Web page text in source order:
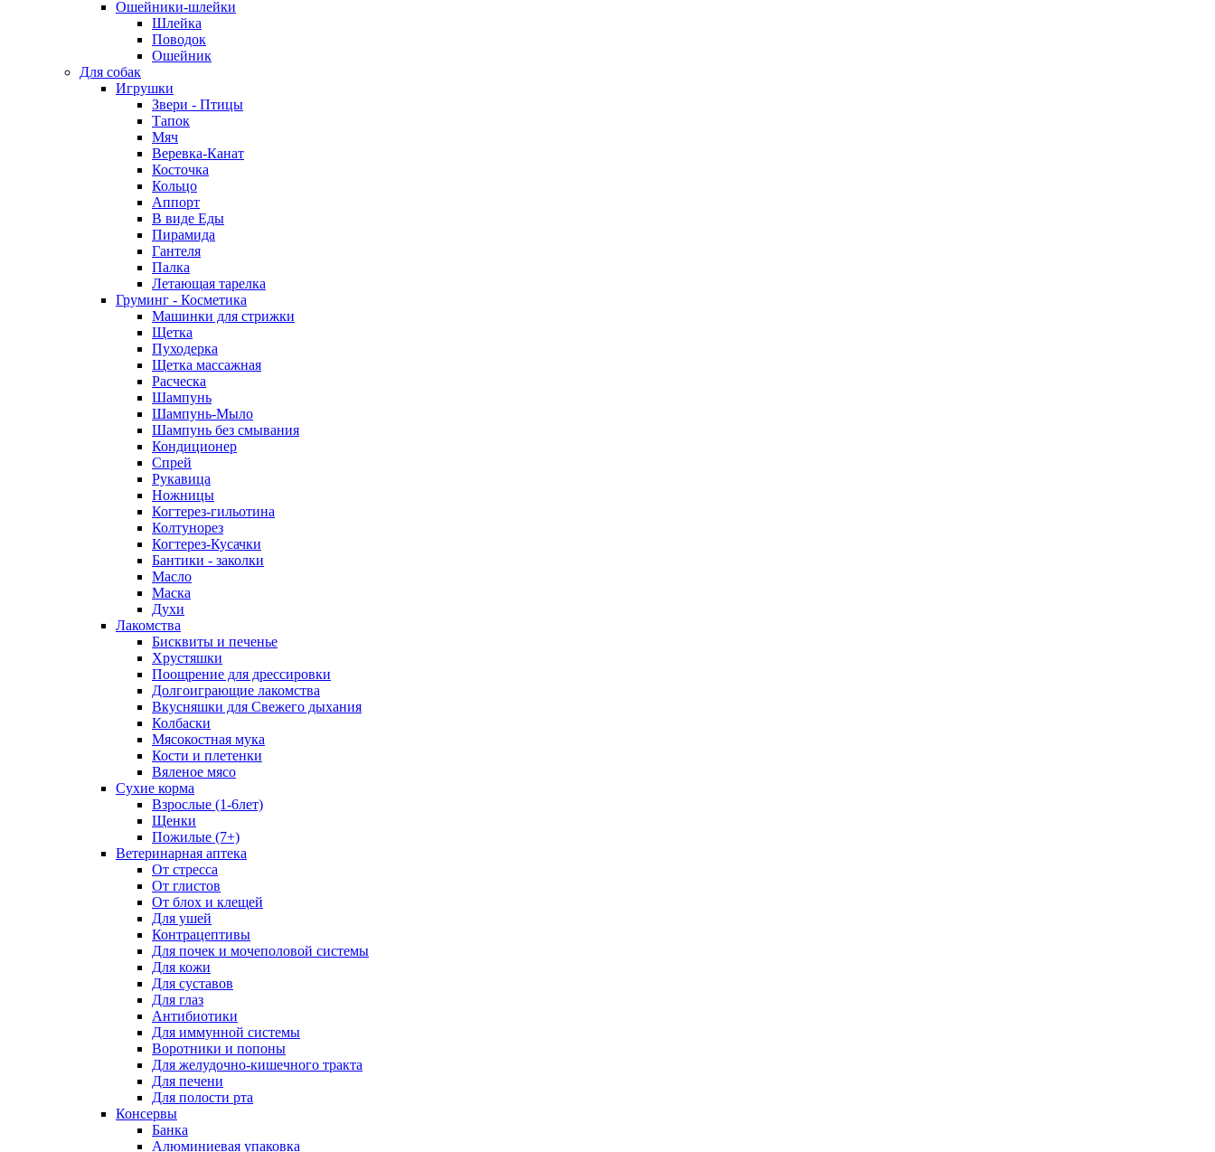
Ошейники-шлейки
Шлейка
Поводок
Ошейник
Для собак
Игрушки
Звери - Птицы
Тапок
Мяч
Веревка-Канат
Косточка
Кольцо
Аппорт
В виде Еды
Пирамида
Гантеля
Палка
Летающая тарелка
Груминг - Косметика
Машинки для стрижки
Щетка
Пуходерка
Щетка массажная
Расческа
Шампунь
Шампунь-Мыло
Шампунь без cмывания
Кондиционер
Спрей
Рукавица
Ножницы
Когтерез-гильотина
Колтунорез
Когтерез-Кусачки
Бантики - заколки
Масло
Маска
Духи
Лакомства
Бисквиты и печенье
Хрустяшки
Поощрение для дрессировки
Долгоиграющие лакомства
Вкусняшки для Свежего дыхания
Колбаски
Мясокостная мука
Кости и плетенки
Вяленое мясо
Сухие корма
Взрослые (1-6лет)
Щенки
Пожилые (7+)
Ветеринарная аптека
От стресса
От глистов
От блох и клещей
Для ушей
Контрацептивы
Для почек и мочеполовой системы
Для кожи
Для суставов
Для глаз
Антибиотики
Для иммунной системы
Воротники и попоны
Для желудочно-кишечного тракта
Для печени
Для полости рта
Консервы
Банка
Алюминиевая упаковка